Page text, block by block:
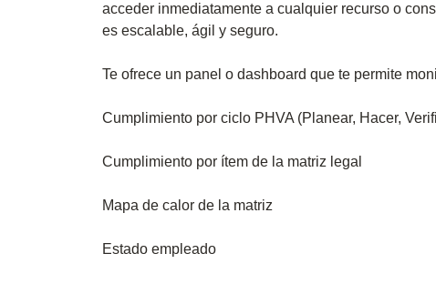
acceder inmediatamente a cualquier recurso o
es escalable, ágil y seguro.
Te ofrece un panel o dashboard que te permite
Cumplimiento por ciclo PHVA (Planear, Hacer,
Cumplimiento por ítem de la matriz legal
Mapa de calor de la matriz
Estado empleado